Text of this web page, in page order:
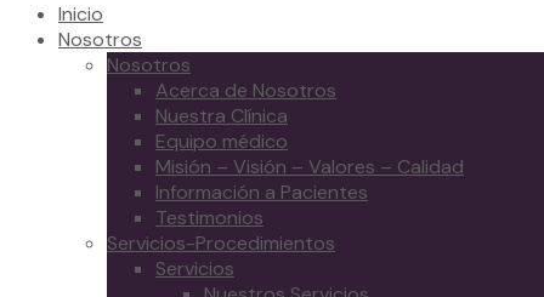
Inicio
Nosotros
Nosotros
Acerca de Nosotros
Nuestra Clínica
Equipo médico
Misión – Visión – Valores – Calidad
Información a Pacientes
Testimonios
Servicios-Procedimientos
Servicios